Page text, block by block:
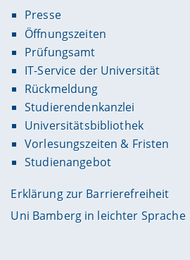
Presse
Öffnungszeiten
Prüfungsamt
IT-Service der Universität
Rückmeldung
Studierendenkanzlei
Universitätsbibliothek
Vorlesungszeiten & Fristen
Studienangebot
Erklärung zur Barrierefreiheit
Uni Bamberg in leichter Sprache